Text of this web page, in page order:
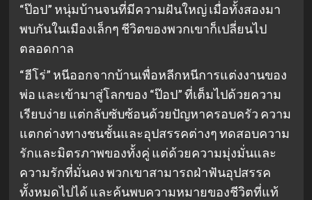
“ป๊อป” หนุ่มบ้านจนที่มีความฝันใหญ่ เมื่อทั้งสองมา
พบกันในเมืองเล็กๆ ชีวิตของพวกเขาก็เปลี่ยนไป
ตลอดกาล
“ฮีโร่” หนีออกจากบ้านเพื่อหลีกหนีการแต่งงานของ
พ่อ และเข้ามาสู่โลกของ “ป๊อป” ที่เต็มไปด้วยความ
เรียบง่าย แต่กลับซับซ้อนด้วยปัญหาครอบครัว ความ
แตกต่างทางชนชั้นและอุปสรรคต่างๆ ทดสอบความ
รักและมิตรภาพของทั้งคู่ แต่ด้วยความมุ่งมั่นและ
ความรักที่มั่นคง พวกเขาสามารถฝ่าฟันอุปสรรค
ทั้งหมดไปได้ และค้นพบความหมายของชีวิตที่แท้